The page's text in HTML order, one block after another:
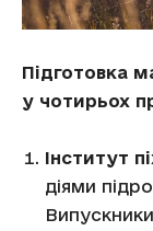
Підготовка
у чотирьох
Інститут
діями